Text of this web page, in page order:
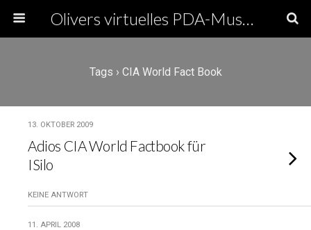
Olivers virtuelles PDA-Museum
Tags › CIA World Fact Book
13. OKTOBER 2009
Adios CIA World Factbook für
ISilo
KEINE ANTWORT
11. APRIL 2008